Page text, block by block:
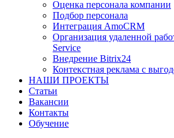
Оценка персонала компании
Подбор персонала
Интеграция AmoCRM
Организация удаленной
Service
Внедрение Bitrix24
Контекстная реклама с
НАШИ ПРОЕКТЫ
Статьи
Вакансии
Контакты
Обучение